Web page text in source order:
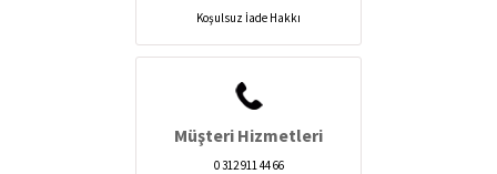
Koşulsuz İade Hakkı
Müşteri Hizmetleri
0 312 911 44 66